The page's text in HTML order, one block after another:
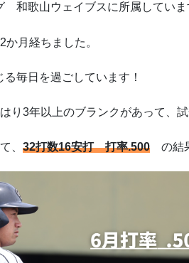
和歌山ウェイブスに所属していま
月経ちました。
毎日を過ごしています！
り3年以上のブランクがあって、
、 32打数16安打 打率.500 の結